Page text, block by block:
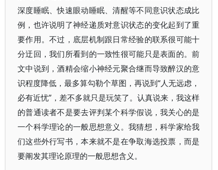
深度睡眠、快速眼动睡眠、清醒等不同意识状态成比
例，也许说明了神经递质对意识状态的变化起到了重
要作用。不过，底层机制跟日常经验的联系很可能十
分迂回，我们所看到的一致性很可能只是表面的。前
文中说到，酒精会缩小神经元聚合继而导致醉汉的意
识程度降低，最多算勾勒个草图，再说到“人无远虑，
必有近忧”，差不多就只是玩笑了。认真说来，我这样
的普通读者不是要去评判某个科学假说，我关心的是
一个科学理论的一般思想意义。我猜想，科学家给我
们这些外行写书，本来就不是在争取海选投票，而是
要阐发其理论原理的一般思想含义。